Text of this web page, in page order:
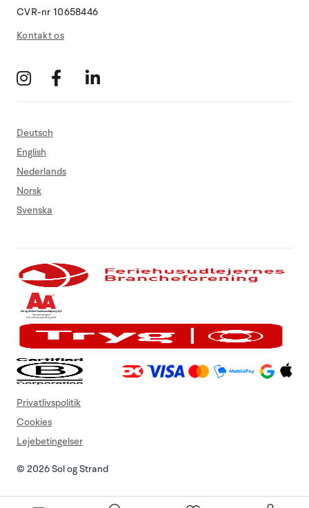
CVR-nr 10658446
Kontakt os
Deutsch
English
Nederlands
Norsk
Svenska
© 2026 Sol og Strand
Privatlivspolitik
Cookies
Lejebetingelser